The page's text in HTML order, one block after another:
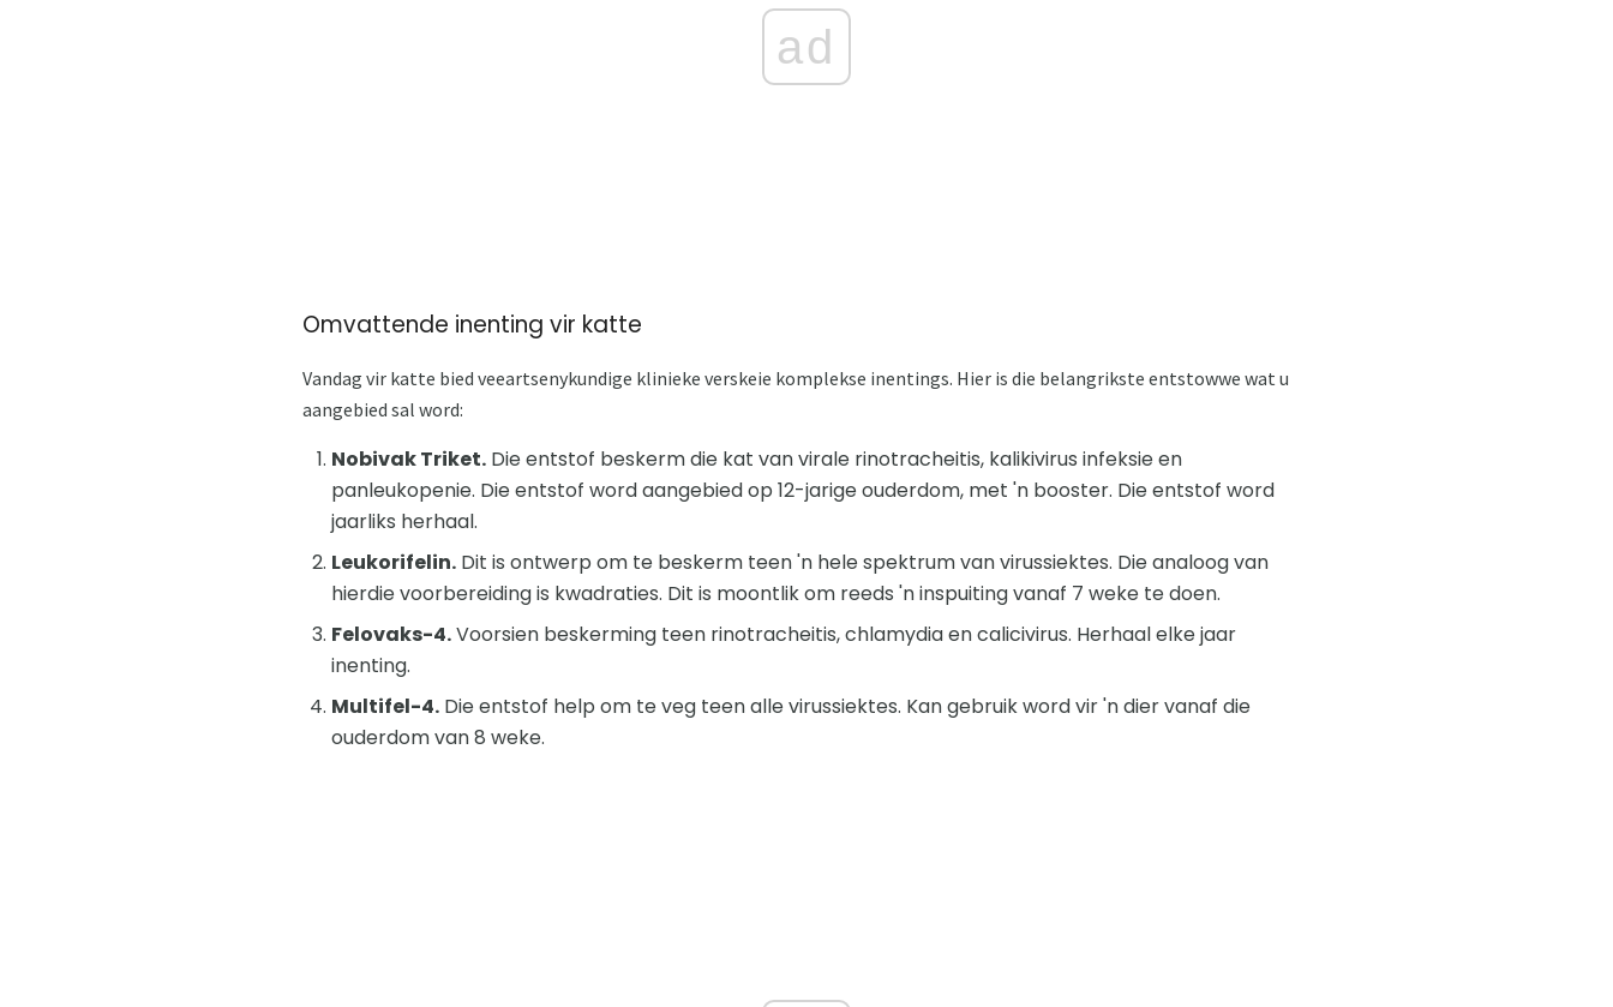
ad
Omvattende inenting vir katte
Vandag vir katte bied veeartsenykundige klinieke verskeie komplekse inentings. Hier is die belangrikste entstowwe wat u
aangebied sal word:
Nobivak Triket. Die entstof beskerm die kat van virale rinotracheitis, kalikivirus infeksie en
panleukopenie. Die entstof word aangebied op 12-jarige ouderdom, met 'n booster. Die entstof word
jaarliks ​​herhaal.
Leukorifelin. Dit is ontwerp om te beskerm teen 'n hele spektrum van virussiektes. Die analoog van
hierdie voorbereiding is kwadraties. Dit is moontlik om reeds 'n inspuiting vanaf 7 weke te doen.
Felovaks-4.Voorsien beskerming teen rinotracheitis, chlamydia en calicivirus. Herhaal elke jaar
inenting.
Multifel-4. Die entstof help om te veg teen alle virussiektes. Kan gebruik word vir 'n dier vanaf die
ouderdom van 8 weke.